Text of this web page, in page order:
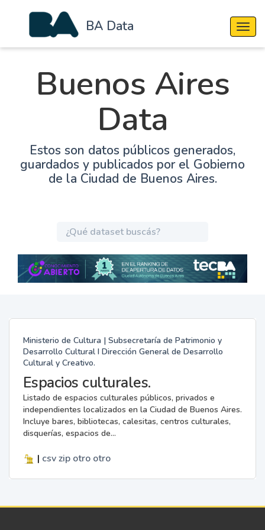
BA Data
Buenos Aires
Data
Estos son datos públicos generados,
guardados y publicados por el Gobierno
de la Ciudad de Buenos Aires.
Ministerio de Cultura | Subsecretaría de Patrimonio y
Desarrollo Cultural I Dirección General de Desarrollo
Cultural y Creativo.
Espacios culturales.
Listado de espacios culturales públicos, privados e
independientes localizados en la Ciudad de Buenos Aires.
Incluye bares, bibliotecas, calesitas, centros culturales,
disquerías, espacios de...
| csv zip otro otro